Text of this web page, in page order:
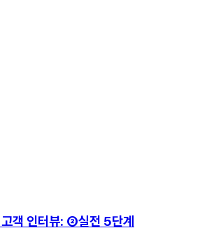
객 인터뷰: ②실전 5단계